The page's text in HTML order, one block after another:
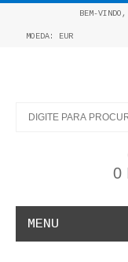
BEM-VINDO,
MOEDA: EUR
0
MENU